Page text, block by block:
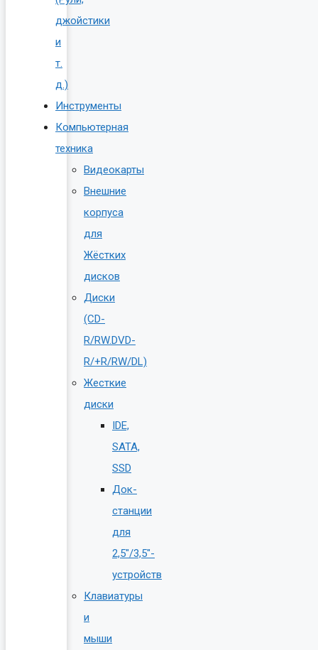
джойстики
и
т.
д.)
Инструменты
Компьютерная
техника
Видеокарты
Внешние
корпуса
для
Жёстких
дисков
Диски
(CD-
R/RW.DVD-
R/+R/RW/DL)
Жесткие
диски
IDE,
SATA,
SSD
Док-
станции
для
2,5″/3,5″-
устройств
Клавиатуры
и
мыши